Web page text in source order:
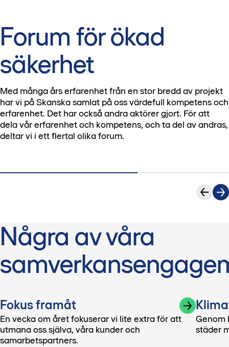
Forum för ökad
säkerhet
Med många års erfarenhet från en stor bredd av projekt
har vi på Skanska samlat på oss värdefull kompetens och
erfarenhet. Det har också andra aktörer gjort. För att
dela vår erfarenhet och kompetens, och ta del av andras,
deltar vi i ett flertal olika forum.
Några av våra
Fokus framåt
En vecka om året fokuserar vi lite extra för att
utmana oss själva, våra kunder och
samarbetspartners.
Genom
städer